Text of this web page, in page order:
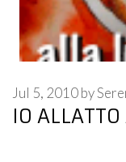
IO
Jul 5, 2010by